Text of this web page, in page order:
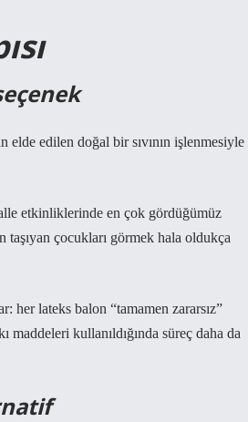
edilen doğal bir sıvının işlenmesiyle
etkinliklerinde en çok gördüğümüz
taşıyan çocukları görmek hala oldukça
her lateks balon “tamamen zararsız”
kullanıldığında süreç daha da